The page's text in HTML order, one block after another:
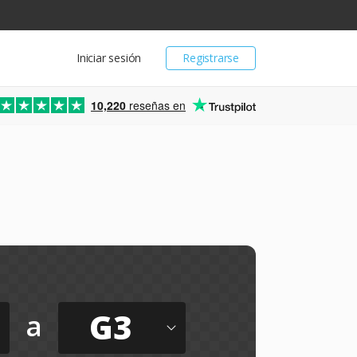
Registrarse
Iniciar sesión
10,220 reseñas en
a G3